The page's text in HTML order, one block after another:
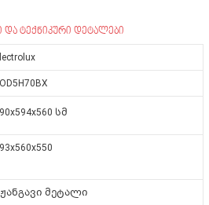
და ტექნიკური დეტალები
სმ
მეტალი